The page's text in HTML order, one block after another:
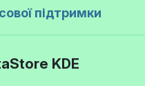
підтримки
KDE